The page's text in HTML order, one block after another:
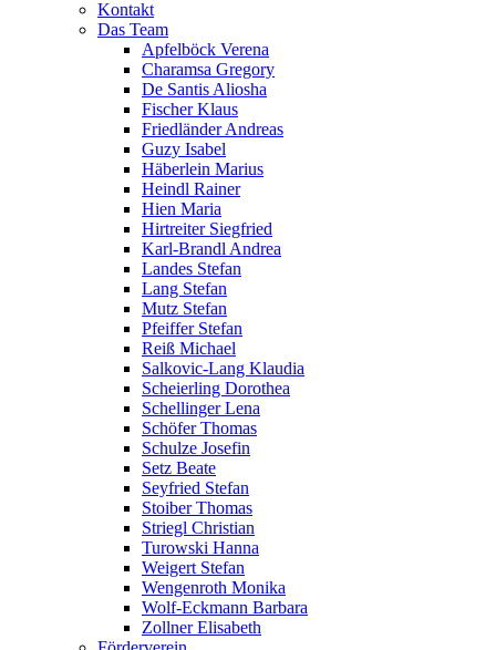
Kontakt
Das Team
Apfelböck Verena
Charamsa Gregory
De Santis Aliosha
Fischer Klaus
Friedländer Andreas
Guzy Isabel
Häberlein Marius
Heindl Rainer
Hien Maria
Hirtreiter Siegfried
Karl-Brandl Andrea
Landes Stefan
Lang Stefan
Mutz Stefan
Pfeiffer Stefan
Reiß Michael
Salkovic-Lang Klaudia
Scheierling Dorothea
Schellinger Lena
Schöfer Thomas
Schulze Josefin
Setz Beate
Seyfried Stefan
Stoiber Thomas
Striegl Christian
Turowski Hanna
Weigert Stefan
Wengenroth Monika
Wolf-Eckmann Barbara
Zollner Elisabeth